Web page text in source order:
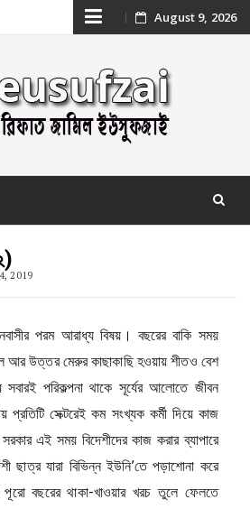
Skip
content
August 9, 2026
2019
পরম আরাধ্য বিষয়। বছরের বাকি সময়
আর উত্তর মেরুর কাছাকাছি হওয়ায় শীতও বেশ
পরিকল্পনা থাকে সূর্যের আলোতে জীবন
সেক্টরেই কম সংখ্যক কর্মী দিয়ে কাজ
এই সময় বিদেশীদের কাজ করার ব্যাপারে
ছাত্র যারা বিভিন্ন ইউনি’তে পড়াশোনা করে
বছরের থাকা-খাওয়ার খরচ তুলে ফেলতে